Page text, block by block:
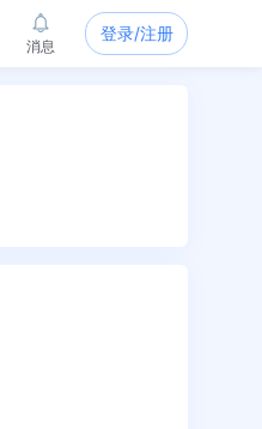
消息
登录/注册